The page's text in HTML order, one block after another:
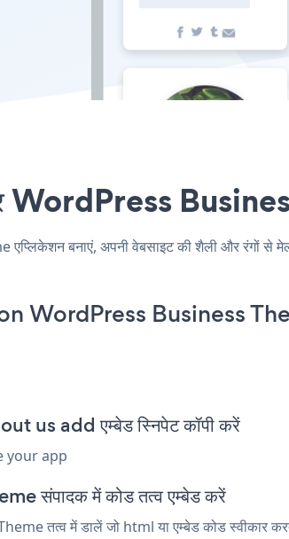
बनाएं, अपनी वेबसाइट की शैली और रंगों
WordPress Business
us add एम्बेड स्निपेट कॉपी करें
your app
संपादक में कोड तत्व एम्बेड करें
तत्व में डालें जो html या एम्बेड कोड स्वीकार